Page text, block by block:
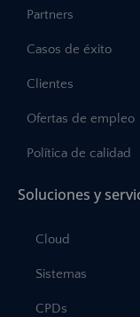
Partners
Casos de éxito
Clientes
Ofertas de empleo
Política de calidad
Soluciones y
Cloud
Sistemas
CPDs